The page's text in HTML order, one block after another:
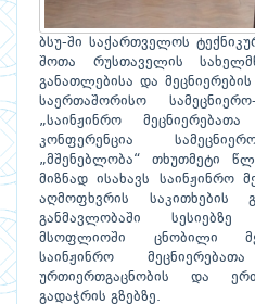
ბსუ-ში საქართველოს
შოთა რუსთაველის
განათლებისა და
საერთაშორისო
„საინჟინრო
კონფერენცია
„მშენებლობა“ თხუთმეტი
მიზნად ისახავს საინჟინრო
აღმოფხვრის საკითხების
განმავლობაში
მსოფლიოში ცნობილი
საინჟინრო
ურთიერთგაცნობის და
გადაჭრის გზებზე.